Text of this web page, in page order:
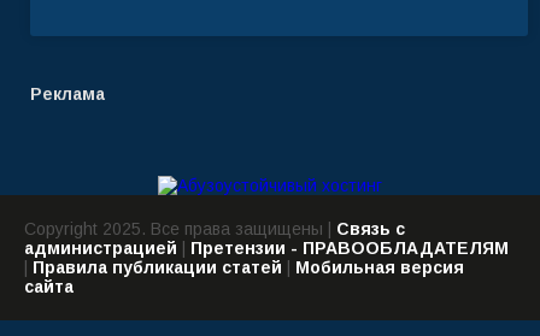
Реклама
Copyright 2025. Все права защищены | Связь с
администрацией
Претензии - ПРАВООБЛАДАТЕЛЯМ
Правила публикации статей
Мобильная версия
сайта